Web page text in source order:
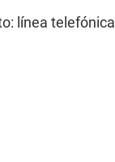
línea telefónica